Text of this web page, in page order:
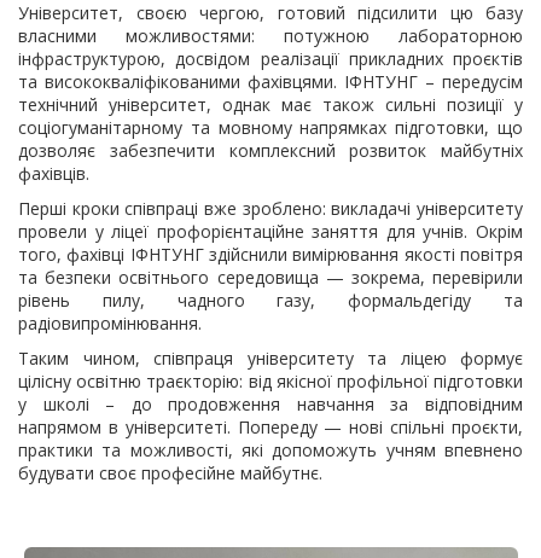
Університет, своєю чергою, готовий підсилити цю базу
власними можливостями: потужною лабораторною
інфраструктурою, досвідом реалізації прикладних проєктів
та висококваліфікованими фахівцями. ІФНТУНГ – передусім
технічний університет, однак має також сильні позиції у
соціогуманітарному та мовному напрямках підготовки, що
дозволяє забезпечити комплексний розвиток майбутніх
фахівців.
Перші кроки співпраці вже зроблено: викладачі університету
провели у ліцеї профорієнтаційне заняття для учнів. Окрім
того, фахівці ІФНТУНГ здійснили вимірювання якості повітря
та безпеки освітнього середовища — зокрема, перевірили
рівень пилу, чадного газу, формальдегіду та
радіовипромінювання.
Таким чином, співпраця університету та ліцею формує
цілісну освітню траєкторію: від якісної профільної підготовки
у школі – до продовження навчання за відповідним
напрямом в університеті. Попереду — нові спільні проєкти,
практики та можливості, які допоможуть учням впевнено
будувати своє професійне майбутнє.